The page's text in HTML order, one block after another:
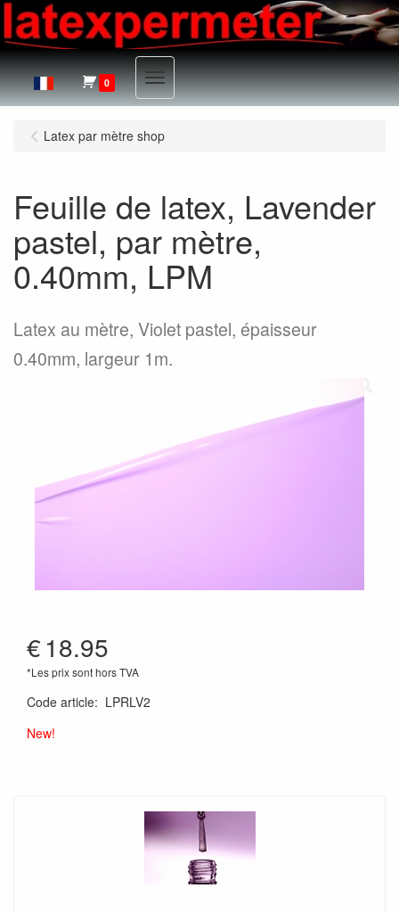
0 Menu
Latex par mètre shop
Feuille de latex, Lavender
pastel, par mètre,
0.40mm, LPM
Latex au mètre, Violet pastel, épaisseur
0.40mm, largeur 1m.
€18.95
*Les prix sont hors TVA
Code article: LPRLV2
New!